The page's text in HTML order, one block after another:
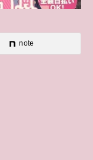
note